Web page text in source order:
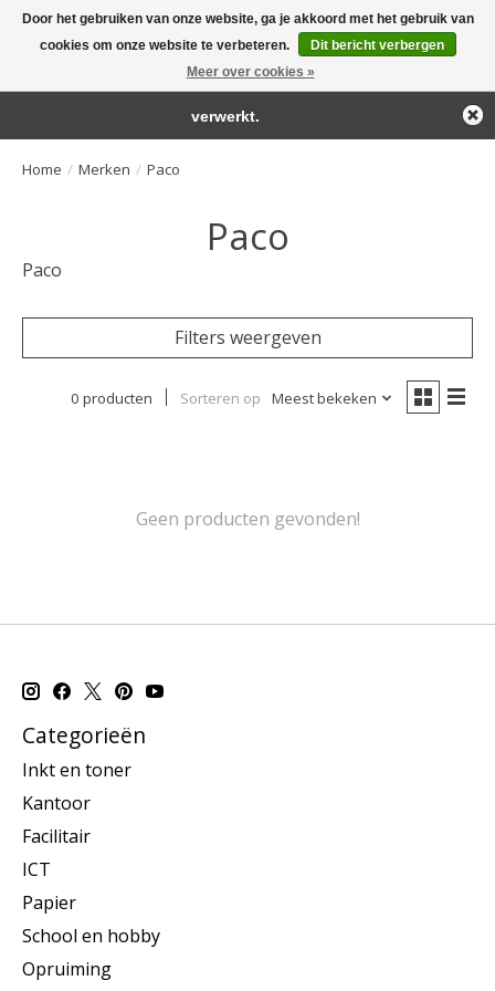
Large selection of products and fast shipping!
Home / Merken / Paco
Paco
Paco
Filters weergeven
0 producten Sorteren op Meest bekeken
Geen producten gevonden!
Categorieën
Inkt en toner
Kantoor
Facilitair
ICT
Papier
School en hobby
Opruiming
Door het gebruiken van onze website, ga je akkoord met het gebruik van
cookies om onze website te verbeteren.
Dit bericht verbergen
Meer over cookies »
← Keer terug naar de backofficeDeze winkel is in aanbouw.
Eventueel geplaatste orders zullen niet worden gehonoreerd of
verwerkt.